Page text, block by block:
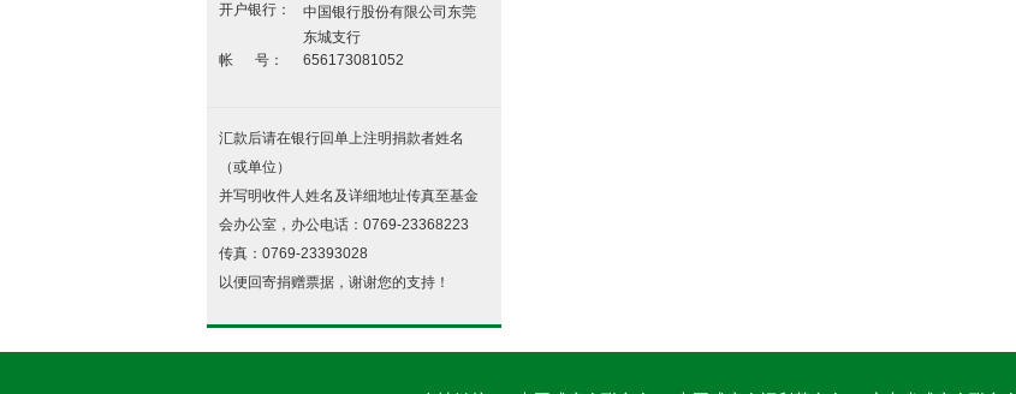
开户银行：
中国银行股份有限公司东莞
东城支行
帐 号：
656173081052
汇款后请在银行回单上注明捐款者姓名
（或单位）
并写明收件人姓名及详细地址传真至基金
会办公室，办公电话：0769-23368223
传真：0769-23393028
以便回寄捐赠票据，谢谢您的支持！